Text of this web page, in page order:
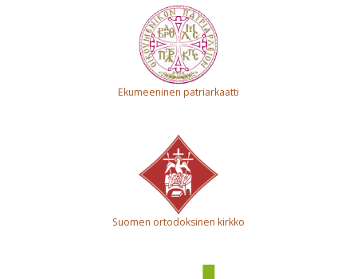
Ekumeeninen patriarkaatti
Suomen ortodoksinen kirkko